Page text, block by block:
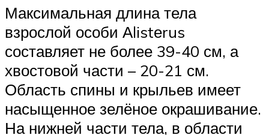
Максимальная длина тела
взрослой особи Аlistеrus
составляет не более 39-40 см, а
хвостовой части – 20-21 см.
Область спины и крыльев имеет
насыщенное зелёное окрашивание.
На нижней части тела, в области